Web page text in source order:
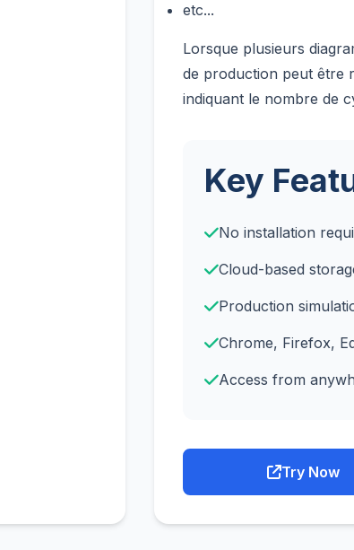
etc...
Lorsque plusieurs
de production peut être
indiquant le nombre de
Key
No installation
Cloud-based
Production
Chrome, Firefox,
Access from
Try Now